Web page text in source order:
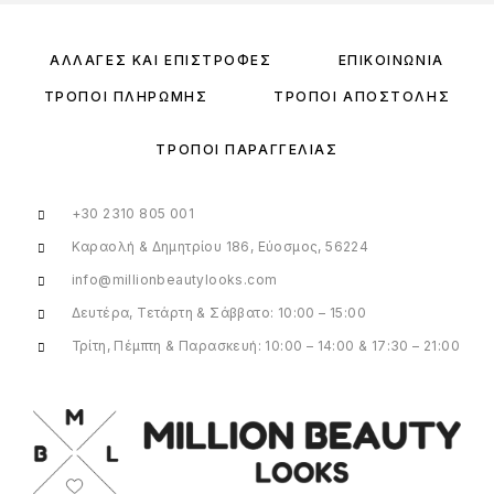
ΑΛΛΑΓΈΣ ΚΑΙ ΕΠΙΣΤΡΟΦΈΣ ΕΠΙΚΟΙΝΩΝΊΑ
ΤΡΌΠΟΙ ΠΛΗΡΩΜΉΣ ΤΡΌΠΟΙ ΑΠΟΣΤΟΛΉΣ
ΤΡΌΠΟΙ ΠΑΡΑΓΓΕΛΊΑΣ
+30 2310 805 001
Καραολή & Δημητρίου 186, Εύοσμος, 56224
info@millionbeautylooks.com
Δευτέρα, Τετάρτη & Σάββατο: 10:00 – 15:00
Τρίτη, Πέμπτη & Παρασκευή: 10:00 – 14:00 & 17:30 – 21:00